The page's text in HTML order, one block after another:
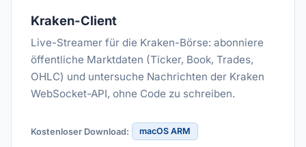
Kraken-Client
Live-Streamer für die Kraken-Börse: abonniere
öffentliche Marktdaten (Ticker, Book, Trades,
OHLC) und untersuche Nachrichten der Kraken
WebSocket-API, ohne Code zu schreiben.
Kostenloser Download: macOS ARM